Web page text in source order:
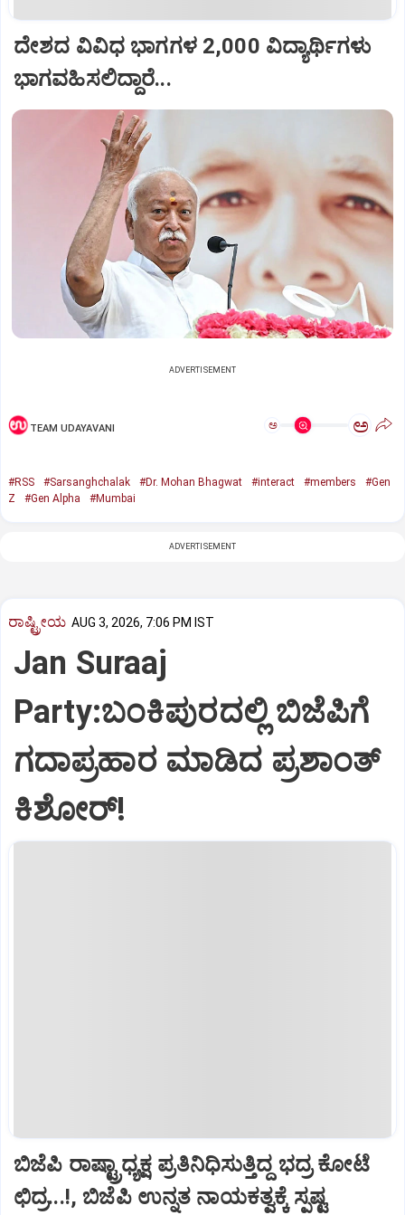
ದೇಶದ ವಿವಿಧ ಭಾಗಗಳ 2,000 ವಿದ್ಯಾರ್ಥಿಗಳು
ಭಾಗವಹಿಸಲಿದ್ದಾರೆ...
ADVERTISEMENT
TEAM UDAYAVANI ಅ ಅ
#RSS #Sarsanghchalak #Dr. Mohan Bhagwat #interact #members
#Gen
Z
#Gen Alpha #Mumbai
ADVERTISEMENT
ರಾಷ್ಟ್ರೀಯ AUG 3, 2026, 7:06 PM IST
Jan Suraaj
Party:ಬಂಕಿಪುರದಲ್ಲಿ ಬಿಜೆಪಿಗೆ
ಗದಾಪ್ರಹಾರ ಮಾಡಿದ ಪ್ರಶಾಂತ್
ಕಿಶೋರ್!
ಬಿಜೆಪಿ ರಾಷ್ಟ್ರಾಧ್ಯಕ್ಷ ಪ್ರತಿನಿಧಿಸುತ್ತಿದ್ದ ಭದ್ರ ಕೋಟೆ
ಛಿದ್ರ...!, ಬಿಜೆಪಿ ಉನ್ನತ ನಾಯಕತ್ವಕ್ಕೆ ಸ್ಪಷ್ಟ